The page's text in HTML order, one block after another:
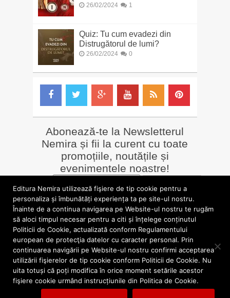
26/02/2024 1
Quiz: Tu cum evadezi din
Distrugătorul de lumi?
26/02/2024 0
Abonează-te la Newsletterul
Nemira și fii la curent cu toate
promoțiile, noutățile și
evenimentele noastre!
LIBRĂRII online
» Librăria Online Nemira
Nemi
Alte siteuri
»Nemira Media
»
Valentin Nicolau
blog.nemira.ro © 2026. Toate drepturile rezervate.
Politica de confidentialitate
Editura Nemira utilizează fişiere de tip cookie pentru a
personaliza și îmbunătăți experiența ta pe site-ul nostru.
Înainte de a continua navigarea pe Website-ul nostru te rugăm
să aloci timpul necesar pentru a citi și înțelege conținutul
Politicii de Cookie, actualizată conform Regulamentului
european de protecţia datelor cu caracter personal. Prin
continuarea navigării pe Website-ul nostru confirmi acceptarea
utilizării fişierelor de tip cookie conform Politicii de Cookie. Nu
uita totuși că poți modifica în orice moment setările acestor
fişiere cookie urmând instrucțiunile din Politica de Cookie.